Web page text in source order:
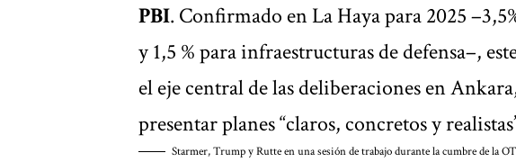
PBI. Confirmado en La Haya para 2025
y 1,5 % para infraestructuras de defensa–,
el eje central de las deliberaciones en
presentar planes “claros, concretos y
Starmer, Trump y Rutte en una sesión de trabajo durante la cumbre de la